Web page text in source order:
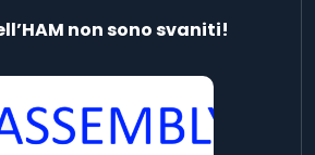
non sono svaniti!